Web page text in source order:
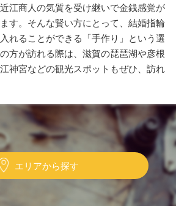
江商人の気質を受け継いで金銭感覚が
す。そんな賢い方にとって、結婚指輪
れることができる「手作り」という選
方が訪れる際は、滋賀の琵琶湖や彦根
神宮などの観光スポットもぜひ、訪れ
エリアから探す